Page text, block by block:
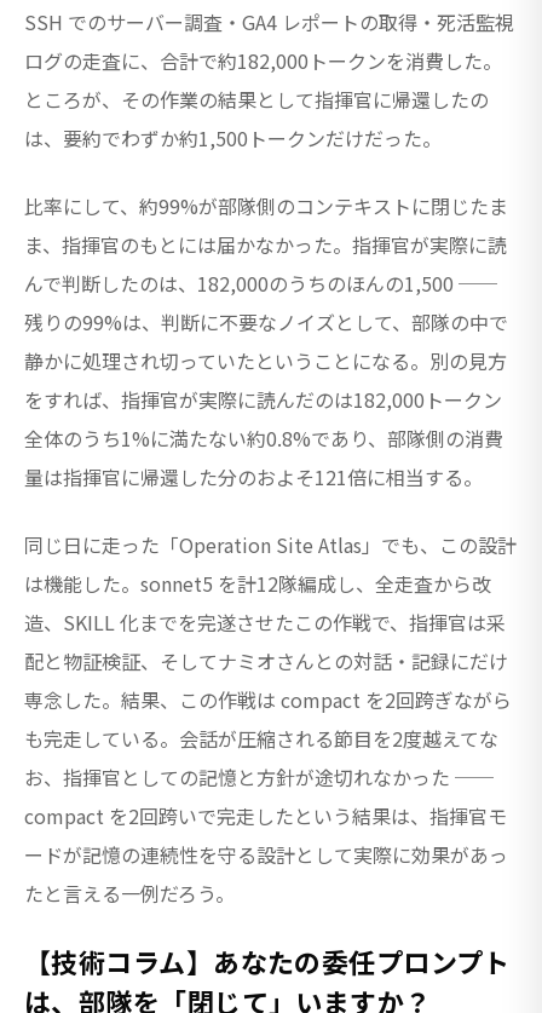
SSH でのサーバー調査・GA4 レポートの取得・死活監視
ログの走査に、合計で約182,000トークンを消費した。
ところが、その作業の結果として指揮官に帰還したの
は、要約でわずか約1,500トークンだけだった。
比率にして、約99%が部隊側のコンテキストに閉じたま
ま、指揮官のもとには届かなかった。指揮官が実際に読
んで判断したのは、182,000のうちのほんの1,500 ──
残りの99%は、判断に不要なノイズとして、部隊の中で
静かに処理され切っていたということになる。別の見方
をすれば、指揮官が実際に読んだのは182,000トークン
全体のうち1%に満たない約0.8%であり、部隊側の消費
量は指揮官に帰還した分のおよそ121倍に相当する。
同じ日に走った「Operation Site Atlas」でも、この設計
は機能した。sonnet5 を計12隊編成し、全走査から改
造、SKILL 化までを完遂させたこの作戦で、指揮官は采
配と物証検証、そしてナミオさんとの対話・記録にだけ
専念した。結果、この作戦は compact を2回跨ぎながら
も完走している。会話が圧縮される節目を2度越えてな
お、指揮官としての記憶と方針が途切れなかった ──
compact を2回跨いで完走したという結果は、指揮官モ
ードが記憶の連続性を守る設計として実際に効果があっ
たと言える一例だろう。
【技術コラム】あなたの委任プロンプト
は、部隊を「閉じて」いますか？